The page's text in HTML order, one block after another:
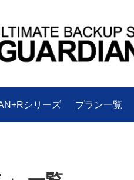
シリーズ プラン一覧